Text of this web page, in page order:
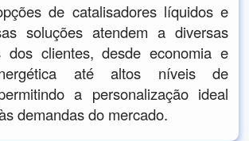
de catalisadores líquidos e
soluções atendem a diversas
dos clientes, desde economia e
até altos níveis de
a personalização ideal
demandas do mercado.